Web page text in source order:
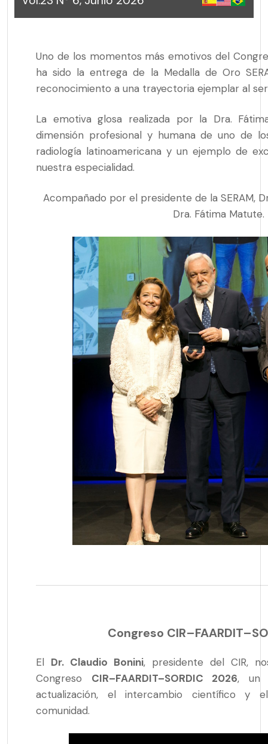
Uno de los momentos más emotivos del
ha sido la entrega de la Medalla de Oro
reconocimiento a una trayectoria ejemplar al
La emotiva glosa realizada por la Dra.
dimensión profesional y humana de uno de
radiología latinoamericana y un ejemplo de
nuestra especialidad.
Acompañado por el presidente de la SERAM,
Dra. Fátima Matute.
Congreso
El Dr. Claudio Bonini, presidente del CIR,
Congreso CIR–FAARDIT–SORDIC 2026, un
actualización, el intercambio científico y
comunidad.